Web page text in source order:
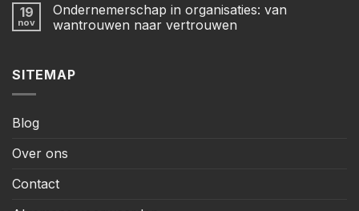
19
nov
Ondernemerschap in organisaties: van
wantrouwen naar vertrouwen
SITEMAP
Blog
Over ons
Contact